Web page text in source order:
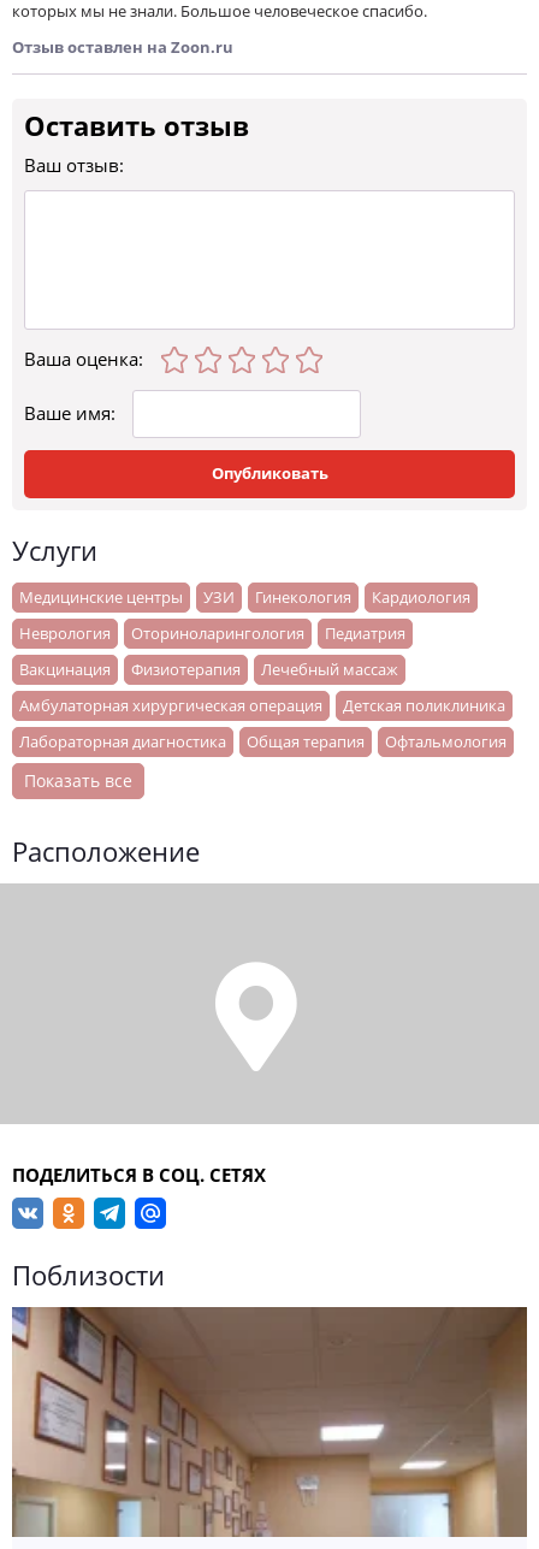
которых мы не знали. Большое человеческое спасибо.
Отзыв оставлен на Zoon.ru
Оставить отзыв
Ваш отзыв:
Ваша оценка:
Ваше имя:
Опубликовать
Услуги
Медицинские центры УЗИ Гинекология
Кардиология
Неврология
Оториноларингология
Педиатрия
Вакцинация
Физиотерапия
Лечебный массаж
Амбулаторная хирургическая операция
Детская поликлиника
Лабораторная диагностика
Общая терапия Офтальмология
Показать все
Расположение
ПОДЕЛИТЬСЯ В СОЦ. СЕТЯХ
Поблизости